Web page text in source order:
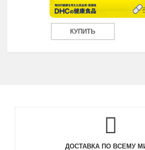
КУПИТЬ
ДОСТАВКА ПО ВСЕМУ